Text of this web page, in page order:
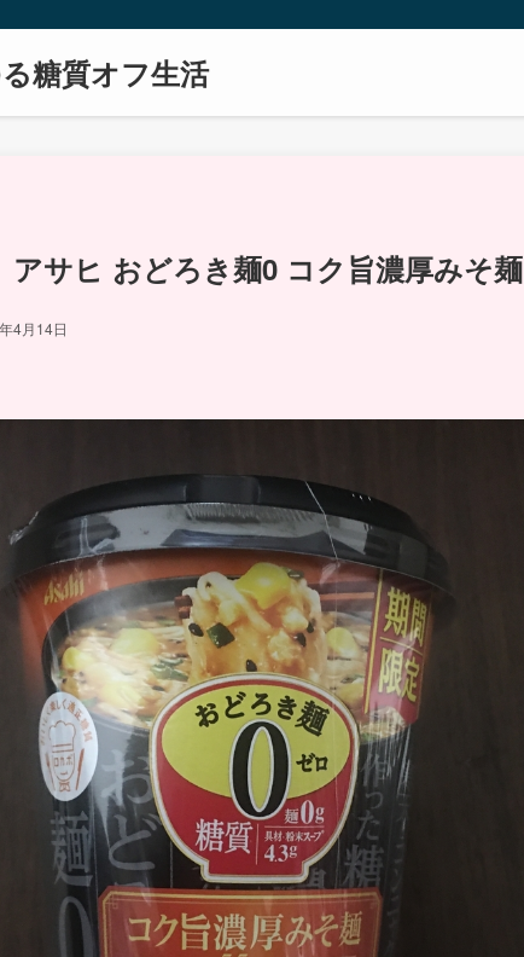
糖質オフ生活
アサヒ おどろき麺0 コク旨濃厚みそ麺
4月14日